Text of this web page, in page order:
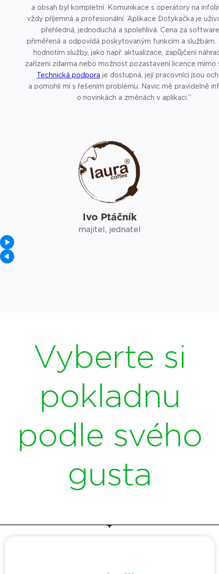
a obsah byl kompletní. Komunikace s operátory na
vždy příjemná a profesionální. Aplikace Dotykačka je uživatelsky
přehledná, jednoduchá a spolehlivá. Cena za
přiměřená a odpovídá poskytovaným funkcím a službám.
hodnotím služby, jako např. aktualizace, zapůjčení
zařízení zdarma nebo možnost pozastavení licence mimo
Technická podpora je dostupná, její pracovníci jsou
a pomohli mi s řešením problému. Navíc mě pravidelně
o novinkách a změnách v aplikaci.“
Ivo Ptáčník
majitel, jednatel
Vyberte si
pokladnu
podle svého
gusta